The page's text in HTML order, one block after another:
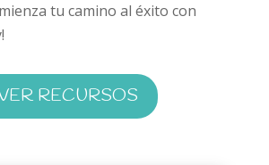
tu camino al éxito con
RECURSOS